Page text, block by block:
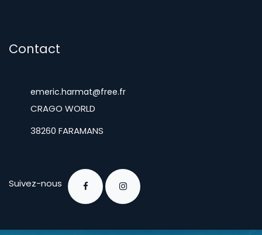
Contact
emeric.harmat@free.fr
​CRAGO WORLD
​38260 FARAMANS
Suivez-nous